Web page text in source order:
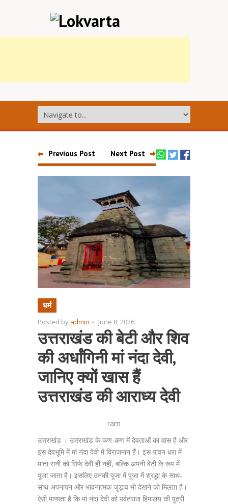
Previous Post Next Post
धर्म
Posted by admin - June 8, 2026
उत्तराखंड की बेटी और शिव
की अर्धांगिनी मां नंदा देवी,
जानिए क्यों खास हैं
उत्तराखंड की आराध्य देवी
ram
उत्तराखंड । उत्तराखंड के कण-कण में देवताओं का वास है और
इस देवभूमि में मां नंदा देवी में विराजमान हैं। इस पावन धरा में
माता रानी को सिर्फ देवी ही नहीं, बल्कि अपनी बेटी के रूप में
पूजा जाता है। इसलिए उनकी पूजा में पूजा में श्रद्धा के साथ-
साथ अपनापन और भावनात्मक जुड़ाव भी देखने को मिलता है।
ऐसी मान्यता है कि मां नंदा देवी को पर्वतराज हिमालय की पुत्री